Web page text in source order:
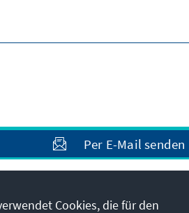
Per E-Mail senden
Cookies, die für den